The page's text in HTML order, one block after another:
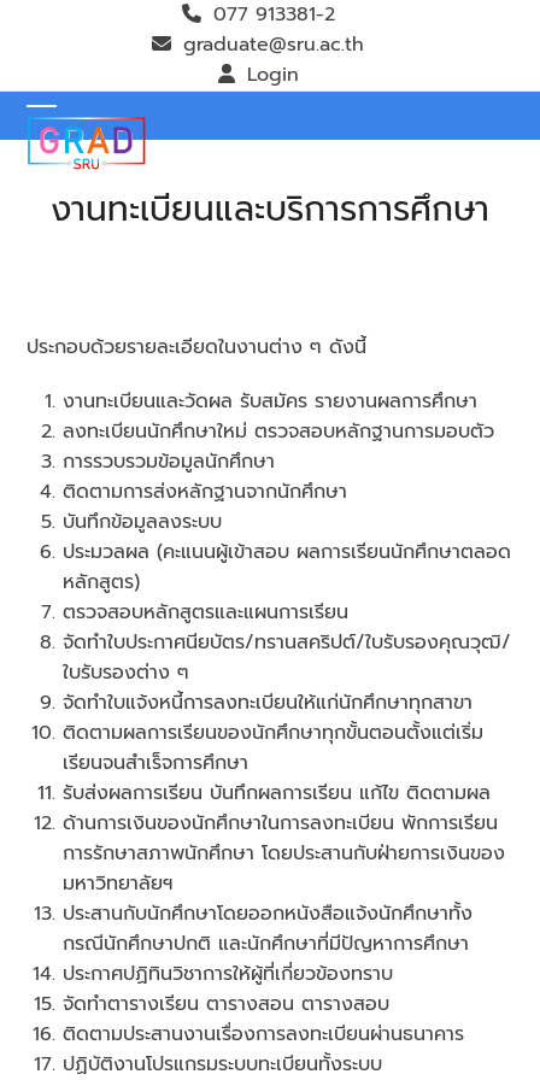
077 913381-2
graduate@sru.ac.th
Login
Open
mobile
menu
Close
mobile
menu
งานทะเบียนและบริการการศึกษา
ประกอบด้วยรายละเอียดในงานต่าง ๆ ดังนี้
งานทะเบียนและวัดผล รับสมัคร รายงานผลการศึกษา
ลงทะเบียนนักศึกษาใหม่ ตรวจสอบหลักฐานการมอบตัว
การรวบรวมข้อมูลนักศึกษา
ติดตามการส่งหลักฐานจากนักศึกษา
บันทึกข้อมูลลงระบบ
ประมวลผล (คะแนนผู้เข้าสอบ ผลการเรียนนักศึกษาตลอด
หลักสูตร)
ตรวจสอบหลักสูตรและแผนการเรียน
จัดทำใบประกาศนียบัตร/ทรานสคริปต์/ใบรับรองคุณวุฒิ/
ใบรับรองต่าง ๆ
จัดทำใบแจ้งหนี้การลงทะเบียนให้แก่นักศึกษาทุกสาขา
ติดตามผลการเรียนของนักศึกษาทุกขั้นตอนตั้งแต่เริ่ม
เรียนจนสำเร็จการศึกษา
รับส่งผลการเรียน บันทึกผลการเรียน แก้ไข ติดตามผล
ด้านการเงินของนักศึกษาในการลงทะเบียน พักการเรียน
การรักษาสภาพนักศึกษา โดยประสานกับฝ่ายการเงินของ
มหาวิทยาลัยฯ
ประสานกับนักศึกษาโดยออกหนังสือแจ้งนักศึกษาทั้ง
กรณีนักศึกษาปกติ และนักศึกษาที่มีปัญหาการศึกษา
ประกาศปฏิทินวิชาการให้ผู้ที่เกี่ยวข้องทราบ
จัดทำตารางเรียน ตารางสอน ตารางสอบ
ติดตามประสานงานเรื่องการลงทะเบียนผ่านธนาคาร
ปฏิบัติงานโปรแกรมระบบทะเบียนทั้งระบบ